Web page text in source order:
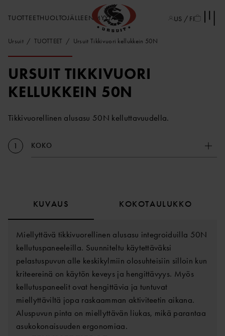
TUOTTEETHUOLTOJÄLLEENMYYJÄT US / FI
Ursuit TUOTTEET Ursuit Tikkivuori kellukkein 50N
URSUIT TIKKIVUORI
KELLUKKEIN 50N
Tikkivuorellinen alusasu 50N kelluttavuudella.
1 KOKO
KUVAUS KOKOTAULUKKO
Miellyttävä tikkivuorellinen alusasu integroiduilla 50N
kellutuspaneeleilla. Suunniteltu käytettäväksi
pelastuspuvun alle keskikylmiin olosuhteisiin silloin kun
kriteereinä on käytön keveys ja hengittävyys. Myös
kellutuspaneelit ovat hengittävia ja tuntuvat
miellyttäviltä jopa raskaamman aktiviteetin aikana.
Aluspuvun pinta on miellyttävän liukas, mikä parantaa
asukokonaisuuden ergonomiaa.